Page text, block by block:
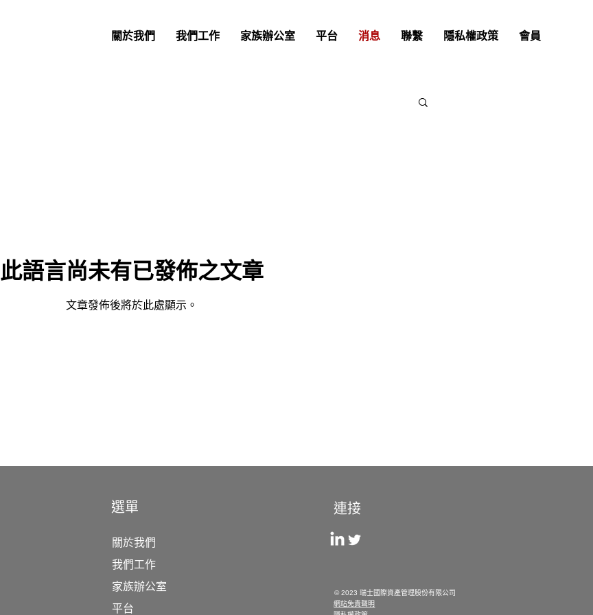
關於我們 我們工作 家族辦公室 平台 消息 聯繫 隱私權政策 會員
此語言尚未有已發佈之文章
文章發佈後將於此處顯示。
選單
關於我們
我們工作
家族辦公室
平台
連接
© 2023 瑞士國際資產管理股份有限公司
網站免責聲明